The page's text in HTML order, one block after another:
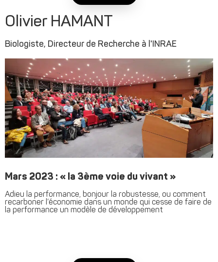
Olivier HAMANT
Biologiste, Directeur de Recherche à l'INRAE
Mars 2023 : « la 3ème voie du vivant »
Adieu la performance, bonjour la robustesse, ou comment
recarboner l’économie dans un monde qui cesse de faire de
la performance un modèle de développement